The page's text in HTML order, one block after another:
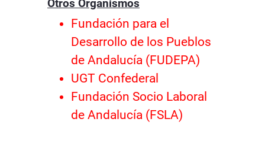
Otros Organismos
Fundación para el
Desarrollo de los Pueblos
de Andalucía (FUDEPA)
UGT Confederal
Fundación Socio Laboral
de Andalucía (FSLA)